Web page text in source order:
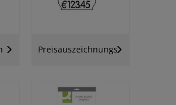
Preisauszeichnungsetiketten